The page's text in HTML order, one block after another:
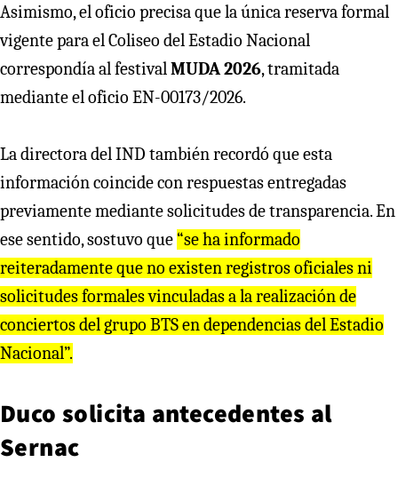
Asimismo, el oficio precisa que la única reserva formal
vigente para el Coliseo del Estadio Nacional
correspondía al festivalMUDA 2026, tramitada
mediante el oficio EN-00173/2026.
La directora del IND también recordó que esta
información coincide con respuestas entregadas
previamente mediante solicitudes de transparencia. En
ese sentido, sostuvo que “se ha informado
reiteradamente que no existen registros oficiales ni
solicitudes formales vinculadas a la realización de
conciertos del grupo BTS en dependencias del Estadio
Nacional”.
Duco solicita antecedentes al
Sernac